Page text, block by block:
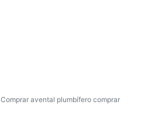
Comprar avental plumbífero comprar